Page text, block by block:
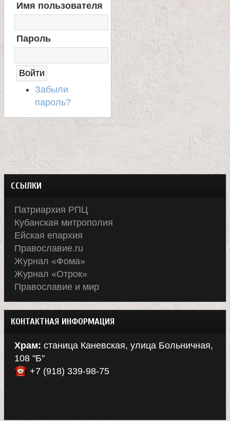
Д
С
Имя пользователя
Пароль
Забыли
пароль?
ССЫЛКИ
Патриархия РПЦ
Кубанская митрополия
Ейская епархия
Православие.ru
Журнал «Фома»
Журнал «Отрок»
Православие и мир
КОНТАКТНАЯ ИНФОРМАЦИЯ
Храм: станица Каневская, улица Больничная,
108 "Б"
+7 (918) 339-98-75